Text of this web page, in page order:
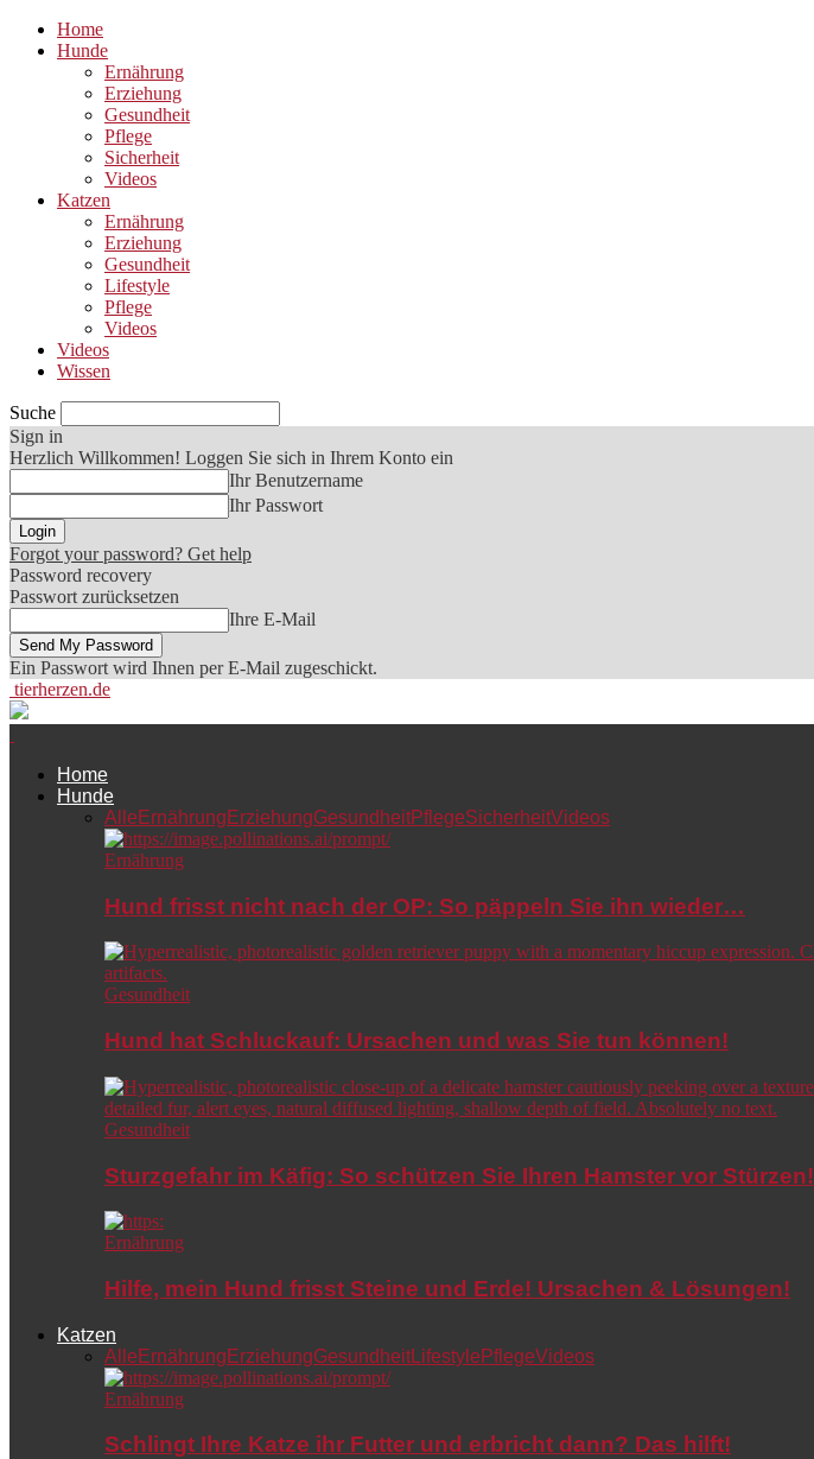
Home
Hunde
Ernährung
Erziehung
Gesundheit
Pflege
Sicherheit
Videos
Katzen
Ernährung
Erziehung
Gesundheit
Lifestyle
Pflege
Videos
Videos
Wissen
Suche
Sign in
Herzlich Willkommen! Loggen Sie sich in Ihrem Konto ein
Ihr Benutzername
Ihr Passwort
Forgot your password? Get help
Password recovery
Passwort zurücksetzen
Ihre E-Mail
Ein Passwort wird Ihnen per E-Mail zugeschickt.
tierherzen.de
Home
Hunde
Alle Ernährung ErziehungGesundheitPflegeSicherheitVideos
Ernährung
Hund frisst nicht nach der OP: So päppeln Sie ihn wieder…
Gesundheit
Hund hat Schluckauf: Ursachen und was Sie tun können!
Gesundheit
Sturzgefahr im Käfig: So schützen Sie Ihren Hamster vor Stürzen!
Ernährung
Hilfe, mein Hund frisst Steine und Erde! Ursachen & Lösungen!
Katzen
Alle Ernährung ErziehungGesundheitLifestyle PflegeVideos
Ernährung
Schlingt Ihre Katze ihr Futter und erbricht dann? Das hilft!